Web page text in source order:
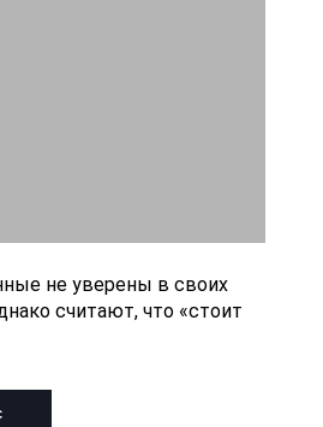
не уверены в своих
считают, что «стоит